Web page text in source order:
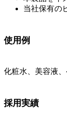
当社保有の
使用例
化粧水、美容液
採用実績